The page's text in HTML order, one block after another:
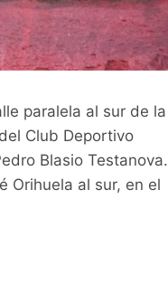
paralela al sur de la
Club Deportivo
Blasio Testanova.
Orihuela al sur, en el